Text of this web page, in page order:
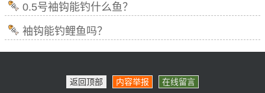
0.5号袖钩能钓什么鱼？
袖钩能钓鲤鱼吗？
返回顶部 内容举报 在线留言